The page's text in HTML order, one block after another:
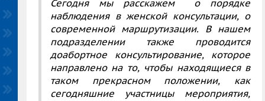
Сегодня мы расскажем о порядке
наблюдения в женской консультации, о
современной маршрутизации. В нашем
подразделении также проводится
доабортное консультирование, которое
направлено на то, чтобы находящиеся в
таком прекрасном положении, как
сегодняшние участницы мероприятия,